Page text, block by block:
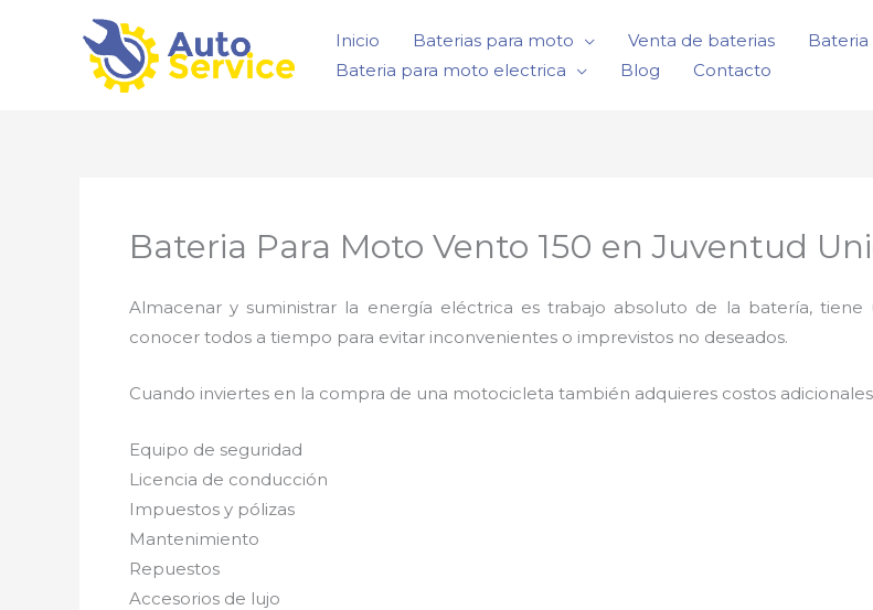
Inicio Baterias para moto Venta de baterias
Bateria para moto electrica
Blog Contacto
Bateria Para Moto Vento 150 en Juventud
Almacenar y suministrar la energía eléctrica es trabajo absoluto de la batería,
conocer todos a tiempo para evitar inconvenientes o imprevistos no deseados.
Cuando inviertes en la compra de una motocicleta también adquieres costos
Equipo de seguridad
Licencia de conducción
Impuestos y pólizas
Mantenimiento
Repuestos
Accesorios de lujo